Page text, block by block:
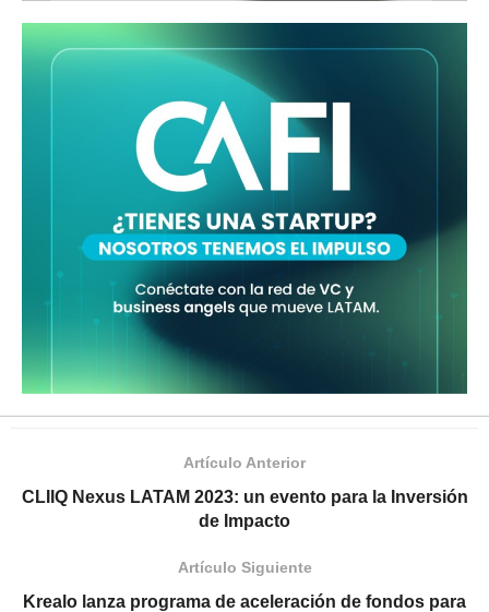
Artículo Anterior
CLIIQ Nexus LATAM 2023: un evento para la Inversión
de Impacto
Artículo Siguiente
Krealo lanza programa de aceleración de fondos para